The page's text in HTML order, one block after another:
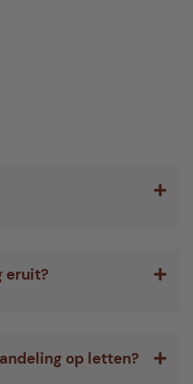
eruit?
op letten?